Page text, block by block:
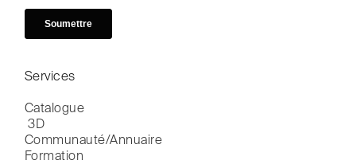
Services
Catalogue
3D
Communauté/Annuaire
Formation